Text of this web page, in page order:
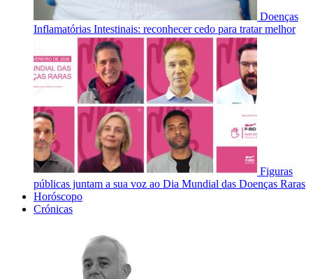
Doenças
Inflamatórias Intestinais: reconhecer cedo para tratar melhor
Figuras
públicas juntam a sua voz ao Dia Mundial das Doenças Raras
Horóscopo
Crónicas